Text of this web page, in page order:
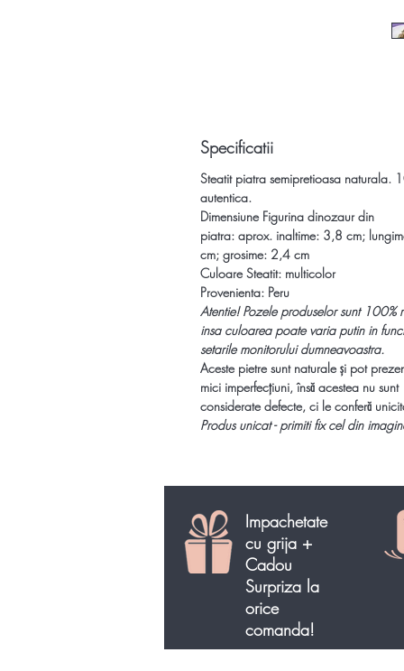
Specificatii
Steatit piatra semipretioasa naturala.
autentica.
DimensiuneFigurina dinozaur din
piatra: aprox. inaltime: 3,8 cm;
cm; grosime: 2,4 cm
Culoare Steatit: multicolor
Provenienta: Peru
Atentie!Pozele produselor sunt 100%
insa culoarea poate varia putin in
setarile monitorului dumneavoastra.
Aceste pietre sunt naturale și pot
mici imperfecțiuni, însă acestea nu sunt
considerate defecte, ci le conferă
Produs unicat - primiti fix cel din
Impachetate
cu grija +
Cadou
Surpriza la
orice
comanda!